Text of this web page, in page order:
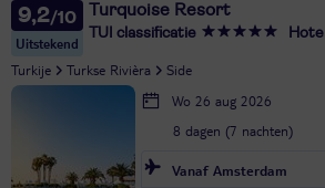
9,2
Uitstekend
Turquoise Resort
TUI classificatie Hotel
Turkije Turkse Rivièra Side
Wo 26 aug 2026
8 dagen (7 nachten)
Vanaf Amsterdam